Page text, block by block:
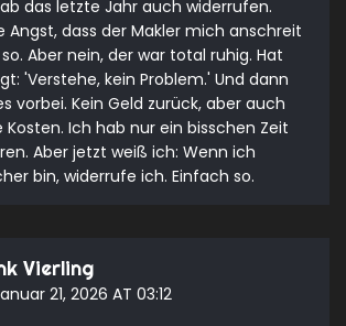
das letzte Jahr auch widerrufen.
Angst, dass der Makler mich anschreit
Aber nein, der war total ruhig. Hat
'Verstehe, kein Problem.' Und dann
vorbei. Kein Geld zurück, aber auch
Kosten. Ich hab nur ein bisschen Zeit
Aber jetzt weiß ich: Wenn ich
bin, widerrufe ich. Einfach so.
Vierling
21, 2026 AT 03:12